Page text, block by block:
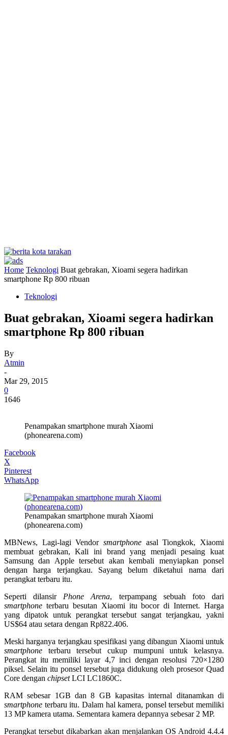
Home Teknologi Buat gebrakan, Xioami segera hadirkan
smartphone Rp 800 ribuan
Teknologi
Buat gebrakan, Xioami segera hadirkan
smartphone Rp 800 ribuan
By
Atmin
-
Mar 29, 2015
0
1646
Penampakan smartphone murah Xiaomi
(phonearena.com)
Facebook
X
Pinterest
WhatsApp
Penampakan smartphone murah Xiaomi
(phonearena.com)
MBNews, Lagi-lagi Vendor smartphone asal Tiongkok, Xiaomi
membuat gebrakan, Kali ini brand yang menjadi pesaing kuat
Samsung dan Apple tersebut akan kembali menyiapkan ponsel
dengan harga terjangkau. Sayang belum diketahui nama dari
perangkat terbaru itu.
Seperti dilansir Phone Arena, terpampang sebuah foto dari
smartphone terbaru besutan Xiaomi itu bocor di Internet. Harga
yang dipatok untuk perangkat tersebut sangat terjangkau, yakni
US$64 atau setara dengan Rp822.406.
Meski harganya terjangkau spesifikasi yang dibangun Xiaomi untuk
smartphone terbaru tersebut cukup mumpuni untuk kelasnya.
Perangkat itu memiliki layar 4,7 inci dengan resolusi 720×1280
piksel. Selain itu ponsel tersebut juga didukung oleh prosesor Quad
Core dengan chipsetLCI LC1860C.
RAM sebesar 1GB dan 8 GB kapasitas internal ditanamkan di
smartphone terbaru itu. Dalam hal kamera, ponsel tersebut memiliki
13 MP kamera utama. Sementara kamera depannya sebesar 2 MP.
Perangkat tersebut dikabarkan akan menjalankan OS Android 4.4.4